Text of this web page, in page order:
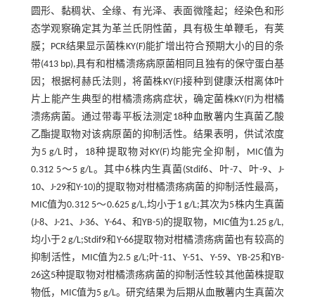
圆形、黏稠状、全缘、有光泽、表面微隆起；经染色和形
态学观察确定其为革兰氏阴性菌，具有极生单鞭毛，有荚
膜；PCR结果显示菌株KY(F)能扩增出符合预期大小的目的条
带(413 bp),具有和柑橘溃疡病原菌相同且独有的保守蛋白基
因；根据柯赫氏法则，将菌株KY(F)接种到健康沃柑离体叶
片上能产生典型的柑橘溃疡病症状，确定菌株KY(F)为柑橘
溃疡病菌。通过带毒平板法测定18种血散薯内生真菌乙酸
乙酯提取物对该病原菌的抑制活性。结果表明，供试浓度
为5 g/L时，18种提取物对KY(F)均能完全抑制，MIC值为
0.312 5～5 g/L。其中6株内生真菌(Stdif6、叶-7、叶-9、J-
10、J-29和Y-10)的提取物对柑橘溃疡病菌的抑制活性最高，
MIC值为0.312 5～0.625 g/L,均小于1 g/L;其次为5株内生真菌
(J-8、J-21、J-36、Y-64、和YB-5)的提取物，MIC值为1.25 g/L,
均小于2 g/L;Stdif9和Y-66提取物对柑橘溃疡病菌也有较高的
抑制活性，MIC值为2.5 g/L;叶-11、Y-51、Y-59、YB-25和YB-
26这5种提取物对柑橘溃疡病菌的抑制活性较其他菌株提取
物低，MIC值为5 g/L。研究结果为后期从血散薯内生真菌次